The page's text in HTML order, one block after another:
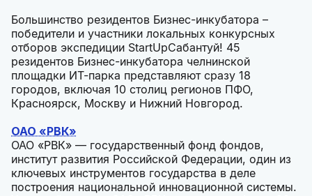
Большинство резидентов Бизнес-инкубатора –
победители и участники локальных конкурсных
отборов экспедиции StartUpСабантуй! 45
резидентов Бизнес-инкубатора челнинской
площадки ИТ-парка представляют сразу 18
городов, включая 10 столиц регионов ПФО,
Красноярск, Москву и Нижний Новгород.
ОАО «РВК»
ОАО «РВК» — государственный фонд фондов,
институт развития Российской Федерации, один из
ключевых инструментов государства в деле
построения национальной инновационной системы.